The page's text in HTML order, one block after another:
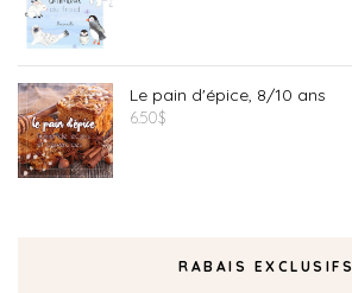
Le pain d'épice, 8/10 ans
6.50$
RABAIS EXCLUSIFS